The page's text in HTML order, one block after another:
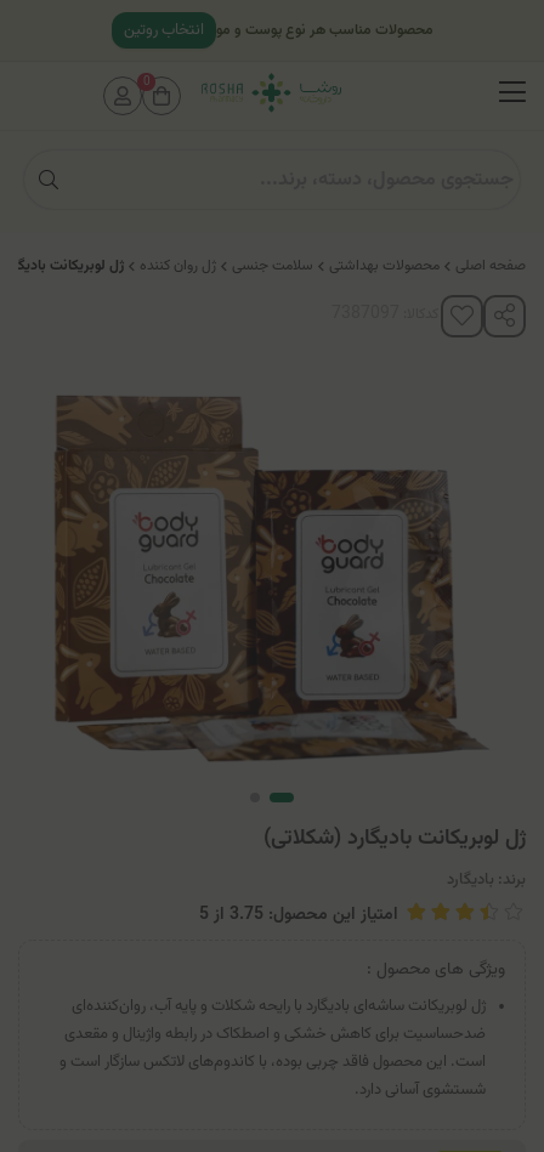
صفحه اصلی محصولات بهداشتی سلامت جنسی ژل روان کننده ژل لوبریکانت
ژل لوبریکانت بادیگارد (شکلاتی)
برند: بادیگارد
امتیاز این محصول: 3.75 از 5
ویژگی های محصول :
ژل لوبریکانت ساشه‌ای بادیگارد با رایحه شکلات و پایه آب، روان‌کننده‌ای
ضدحساسیت برای کاهش خشکی و اصطکاک در رابطه واژینال و مقعدی
است. این محصول فاقد چربی بوده، با کاندوم‌های لاتکس سازگار است و
شستشوی آسانی دارد.
محصولات مناسب هر نوع پوست و مو انتخاب روتین
0